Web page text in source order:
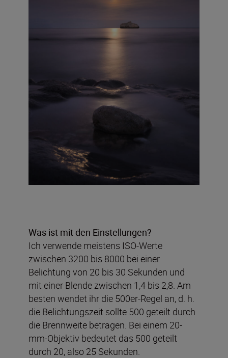
Was ist mit den Einstellungen?
Ich verwende meistens ISO-Werte
zwischen 3200 bis 8000 bei einer
Belichtung von 20 bis 30 Sekunden und
mit einer Blende zwischen 1,4 bis 2,8. Am
besten wendet ihr die 500er-Regel an, d. h.
die Belichtungszeit sollte 500 geteilt durch
die Brennweite betragen. Bei einem 20-
mm-Objektiv bedeutet das 500 geteilt
durch 20, also 25 Sekunden.